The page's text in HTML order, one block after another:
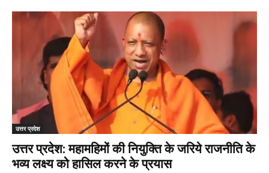
उत्तर प्रदेश
उत्तर प्रदेश: महामहिमों की नियुक्ति के जरिये राजनीति के
भव्य लक्ष्य को हासिल करने के प्रयास